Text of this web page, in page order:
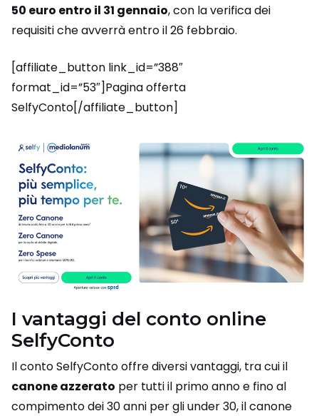
50 euro entro il 31 gennaio, con la verifica dei
requisiti che avverrà entro il 26 febbraio.
[affiliate_button link_id=”388″
format_id=”53″]Pagina offerta
SelfyConto[/affiliate_button]
I vantaggi del conto online
SelfyConto
Il conto SelfyConto offre diversi vantaggi, tra cui il
canone azzerato per tutti il primo anno e fino al
compimento dei 30 anni per gli under 30, il canone